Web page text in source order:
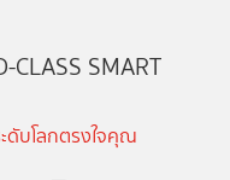
CLASS SMART
ดับโลกตรงใจคุณ